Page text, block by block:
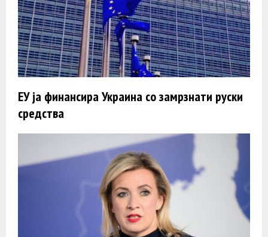
ЕУ ја финансира Украина со замрзнати руски
средства